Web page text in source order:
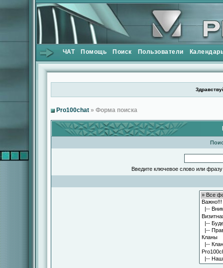
ЧАТ Помощь Поиск Пользователи
Pro100chat » Форма поиска
Введите ключевое слово или